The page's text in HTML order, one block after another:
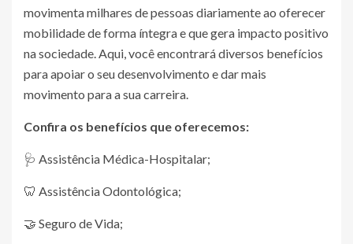
movimenta milhares de pessoas diariamente ao oferecer
mobilidade de forma íntegra e que gera impacto positivo
na sociedade. Aqui, você encontrará diversos benefícios
para apoiar o seu desenvolvimento e dar mais
movimento para a sua carreira.
Confira os benefícios que oferecemos:
🩺 Assistência Médica-Hospitalar;
🦷 Assistência Odontológica;
🤝 Seguro de Vida;